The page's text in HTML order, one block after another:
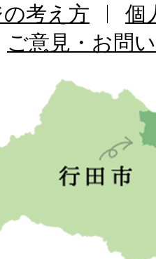
考え方
個
ご意見・お問